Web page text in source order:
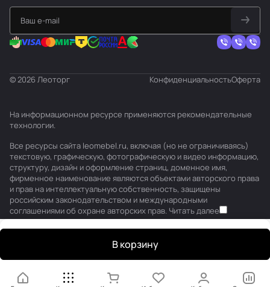
В корзину
© 2026 Леоторг КонфиденциальностьОферта
На информационном ресурсе применяются рекомендательные
технологии.
Все ресурсы сайта leomebel.ru, включая (но не ограничиваясь)
текстовую, графическую, фотографическую и видео информацию,
структуру, дизайн и оформление страниц, доменное имя,
фирменное наименование являются объектами авторского права
и прав на интеллектуальную собственность, защищены
российским законодательством и международными
соглашениями об охране авторских прав. Читать далее